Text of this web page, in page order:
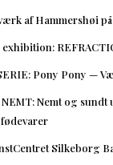
af Hammershøi
Pony Pony —
Nemt og sundt
Silkeborg